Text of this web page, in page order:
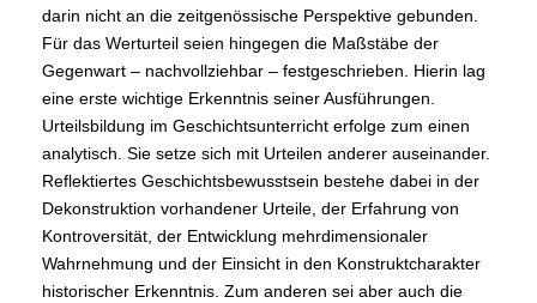
darin nicht an die zeitgenössische Perspektive gebunden.
Für das Werturteil seien hingegen die Maßstäbe der
Gegenwart – nachvollziehbar – festgeschrieben. Hierin lag
eine erste wichtige Erkenntnis seiner Ausführungen.
Urteilsbildung im Geschichtsunterricht erfolge zum einen
analytisch. Sie setze sich mit Urteilen anderer auseinander.
Reflektiertes Geschichtsbewusstsein bestehe dabei in der
Dekonstruktion vorhandener Urteile, der Erfahrung von
Kontroversität, der Entwicklung mehrdimensionaler
Wahrnehmung und der Einsicht in den Konstruktcharakter
historischer Erkenntnis. Zum anderen sei aber auch die